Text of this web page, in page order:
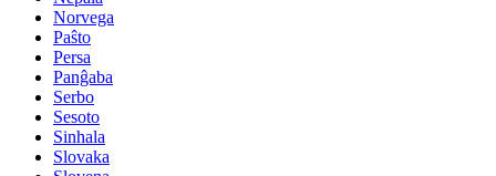
Norvega
Paŝto
Persa
Panĝaba
Serbo
Sesoto
Sinhala
Slovaka